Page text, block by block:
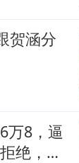
万8，逼
绝，他